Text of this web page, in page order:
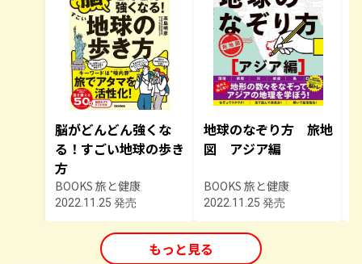
脳がどんどん強くな
る！すごい地球の歩き
方
BOOKS 旅と健康
2022.11.25 発売
地球のなぞり方 旅地
図 アジア編
BOOKS 旅と健康
2022.11.25 発売
もっと見る